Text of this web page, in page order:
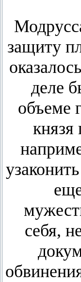
защиту
деле
объеме
себя,